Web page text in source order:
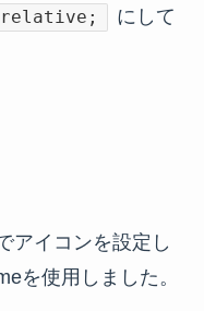
にして
アイコンを設定し
を使用しました。